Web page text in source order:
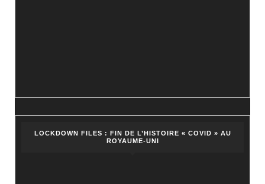
LOCKDOWN FILES : FIN DE L’HISTOIRE « COVID » AU
ROYAUME-UNI